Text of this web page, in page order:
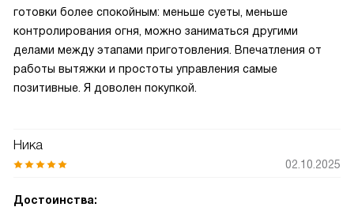
готовки более спокойным: меньше суеты, меньше
контролирования огня, можно заниматься другими
делами между этапами приготовления. Впечатления от
работы вытяжки и простоты управления самые
позитивные. Я доволен покупкой.
Ника
02.10.2025
Достоинства: